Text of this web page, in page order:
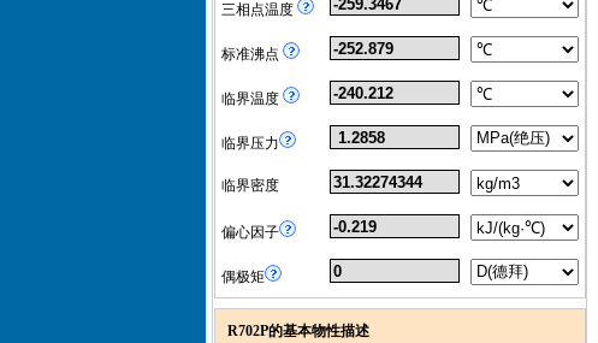
三相点温度
标准沸点
临界温度
临界压力
临界密度
偏心因子
偶极矩
R702P的基本物性描述